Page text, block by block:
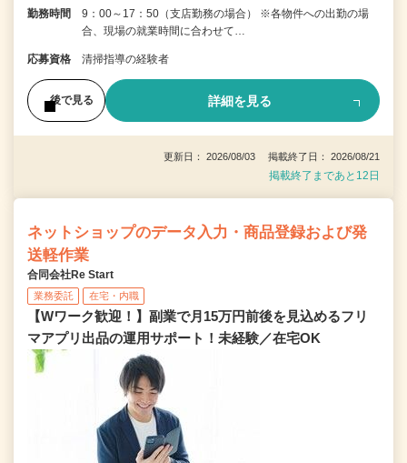
勤務時間
9：00～17：50（支店勤務の場合） ※各物件への出勤の場
合、現場の就業時間に合わせて…
応募資格 清掃指導の経験者
後で見る 詳細を見る
更新日： 2026/08/03 掲載終了日： 2026/08/21
掲載終了まであと12日
ネットショップのデータ入力・商品登録および発
送軽作業
合同会社Re Start
業務委託 在宅・内職
【Wワーク歓迎！】副業で月15万円前後を見込めるフリ
マアプリ出品の運用サポート！未経験／在宅OK